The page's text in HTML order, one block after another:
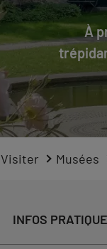
À
Visiter Musées
INFOS